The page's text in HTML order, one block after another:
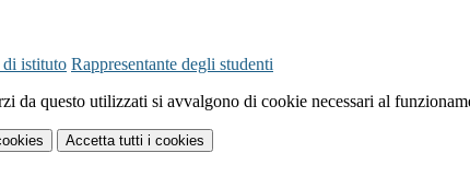
istituto Rappresentante degli studenti
da questo utilizzati si avvalgono di cookie necessari al
Accetta tutti i cookies